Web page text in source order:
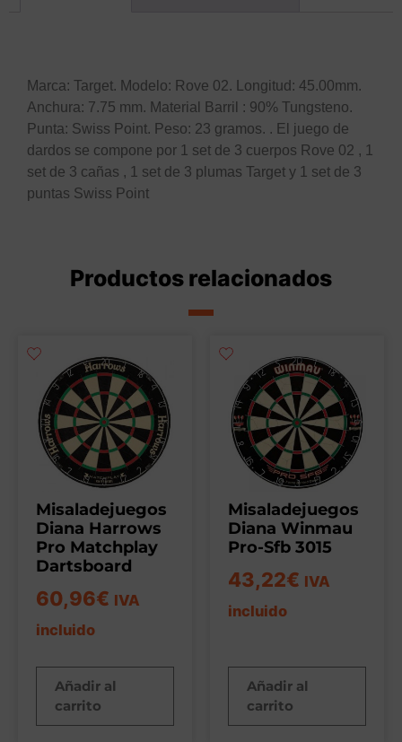
Marca: Target. Modelo: Rove 02. Longitud: 45.00mm.
Anchura: 7.75 mm. Material Barril : 90% Tungsteno.
Punta: Swiss Point. Peso: 23 gramos. . El juego de
dardos se compone por 1 set de 3 cuerpos Rove 02 , 1
set de 3 cañas , 1 set de 3 plumas Target y 1 set de 3
puntas Swiss Point
Productos relacionados
Misaladejuegos
Diana Harrows
Pro Matchplay
Dartsboard
60,96€ IVA
incluido
Añadir al
carrito
Misaladejuegos
Diana Winmau
Pro-Sfb 3015
43,22€ IVA
incluido
Añadir al
carrito